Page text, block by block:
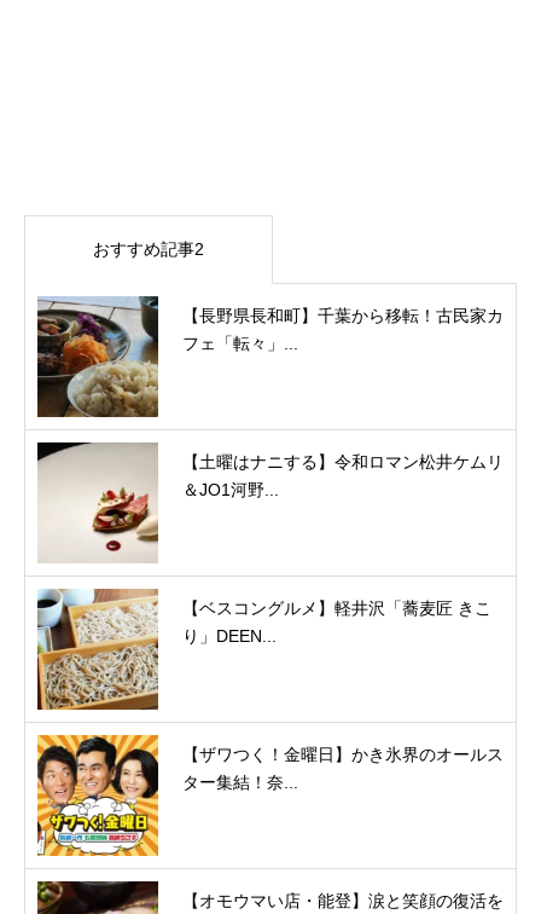
おすすめ記事2
【長野県長和町】千葉から移転！古民家カ
フェ「転々」...
【土曜はナニする】令和ロマン松井ケムリ
＆JO1河野...
【ベスコングルメ】軽井沢「蕎麦匠 きこ
り」DEEN...
【ザワつく！金曜日】かき氷界のオールス
ター集結！奈...
【オモウマい店・能登】涙と笑顔の復活を